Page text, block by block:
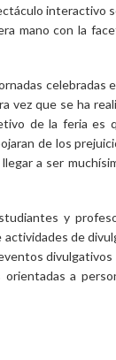
interactivo
mano con la
celebradas
vez que se ha
de la feria es
de los
a ser
y
de
divulgativos
orientadas a